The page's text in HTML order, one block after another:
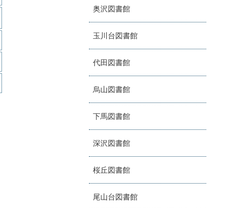
奥沢図書館
玉川台図書館
代田図書館
烏山図書館
下馬図書館
深沢図書館
桜丘図書館
尾山台図書館